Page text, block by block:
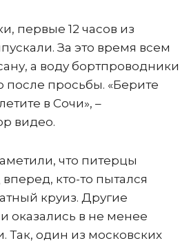
первые 12 часов из
За это время всем
а воду бортпроводники
после просьбы. «Берите
в Сочи», –
видео.
что питерцы
кто-то пытался
круиз. Другие
оказались в не менее
Так, один из московских